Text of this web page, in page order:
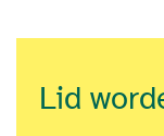
Lid